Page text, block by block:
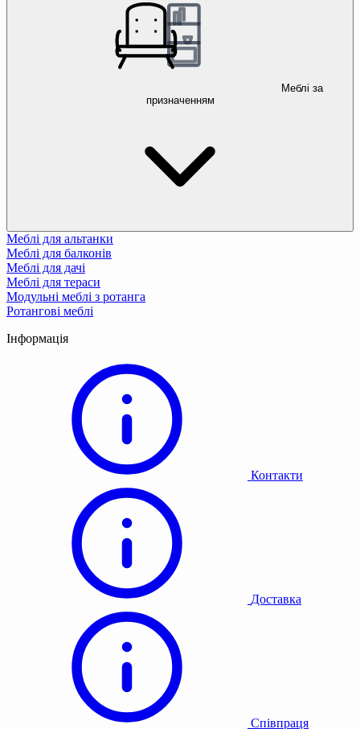
Меблі за
призначенням
Меблі для альтанки
Меблі для балконів
Меблі для дачі
Меблі для тераси
Модульні меблі з ротанга
Ротангові меблі
Інформація
Контакти
Доставка
Співпраця